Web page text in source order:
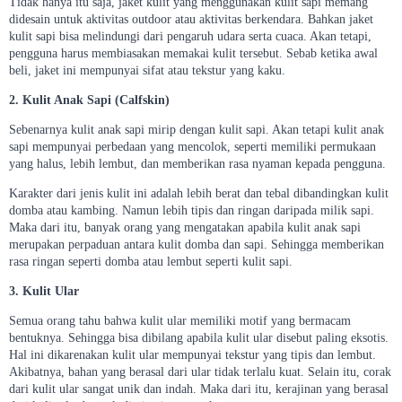
didesain untuk aktivitas outdoor atau aktivitas berkendara. Bahkan jaket
kulit sapi bisa melindungi dari pengaruh udara serta cuaca. Akan tetapi,
pengguna harus membiasakan memakai kulit tersebut. Sebab ketika awal
beli, jaket ini mempunyai sifat atau tekstur yang kaku.
2. Kulit Anak Sapi (Calfskin)
Sebenarnya kulit anak sapi mirip dengan kulit sapi. Akan tetapi kulit anak
sapi mempunyai perbedaan yang mencolok, seperti memiliki permukaan
yang halus, lebih lembut, dan memberikan rasa nyaman kepada pengguna.
Karakter dari jenis kulit ini adalah lebih berat dan tebal dibandingkan kulit
domba atau kambing. Namun lebih tipis dan ringan daripada milik sapi.
Maka dari itu, banyak orang yang mengatakan apabila kulit anak sapi
merupakan perpaduan antara kulit domba dan sapi. Sehingga memberikan
rasa ringan seperti domba atau lembut seperti kulit sapi.
3. Kulit Ular
Semua orang tahu bahwa kulit ular memiliki motif yang bermacam
bentuknya. Sehingga bisa dibilang apabila kulit ular disebut paling eksotis.
Hal ini dikarenakan kulit ular mempunyai tekstur yang tipis dan lembut.
Akibatnya, bahan yang berasal dari ular tidak terlalu kuat. Selain itu, corak
dari kulit ular sangat unik dan indah. Maka dari itu, kerajinan yang berasal